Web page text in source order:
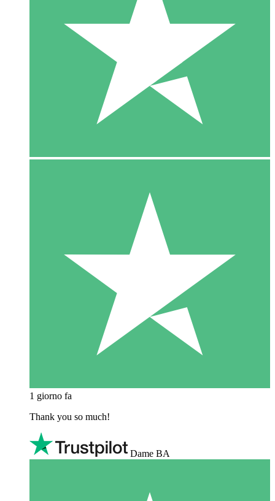
1 giorno fa
Thank you so much!
Dame BA